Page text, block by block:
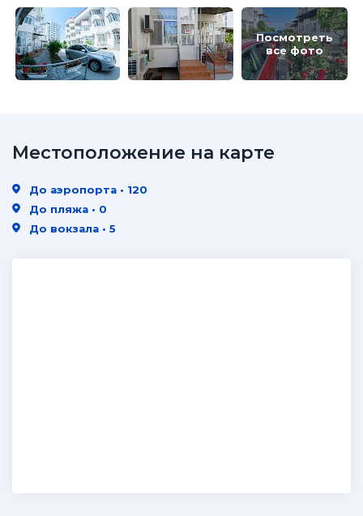
Посмотреть
все фото
Местоположение на карте
До аэропорта • 120
До пляжа • 0
До вокзала • 5